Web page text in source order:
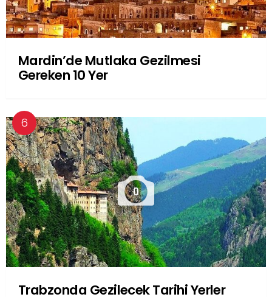
Mardin’de Mutlaka Gezilmesi
Gereken 10 Yer
0
Trabzonda Gezilecek Tarihi Yerler